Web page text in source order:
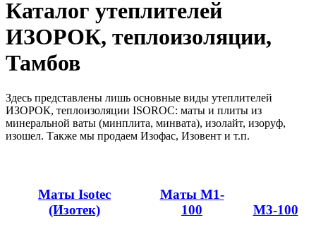
Каталог утеплителей
ИЗОРОК, теплоизоляции,
Тамбов
Здесь представлены лишь основные виды утеплителей
ИЗОРОК, теплоизоляции ISOROC: маты и плиты из
минеральной ваты (минплита, минвата), изолайт, изоруф,
изошел. Также мы продаем Изофас, Изовент и т.п.
Маты Isotec
(Изотек)
Маты М1-
100
М3-100